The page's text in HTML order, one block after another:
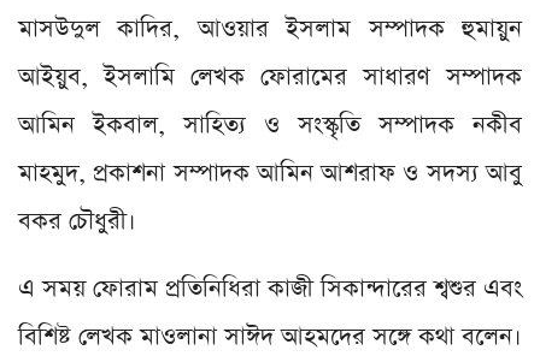
মাসউদুল কাদির, আওয়ার ইসলাম সম্পাদক হুমায়ুন
আইয়ুব, ইসলামি লেখক ফোরামের সাধারণ সম্পাদক
আমিন ইকবাল, সাহিত্য ও সংস্কৃতি সম্পাদক নকীব
মাহমুদ, প্রকাশনা সম্পাদক আমিন আশরাফ ও সদস্য আবু
বকর চৌধুরী।
এ সময় ফোরাম প্রতিনিধিরা কাজী সিকান্দারের শ্বশুর এবং
বিশিষ্ট লেখক মাওলানা সাঈদ আহমদের সঙ্গে কথা বলেন।